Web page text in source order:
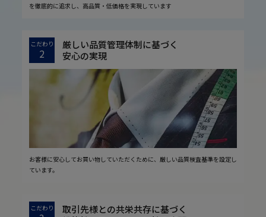
を徹底的に追求し、高品質・低価格を実現しています
こだわり
2
厳しい品質管理体制に基づく
安心の実現
お客様に安心してお買い物していただくために、厳しい品質検査基準を設定し
ています。
こだわり
取引先様との共栄共存に基づく